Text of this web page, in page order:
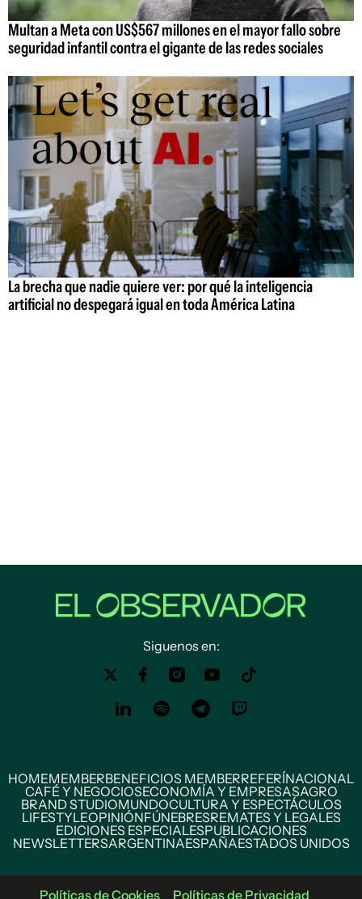
Multan a Meta con US$567 millones en el mayor fallo sobre
seguridad infantil contra el gigante de las redes sociales
La brecha que nadie quiere ver: por qué la inteligencia
artificial no despegará igual en toda América Latina
Siguenos en:
HOMEMEMBERBENEFICIOS MEMBERREFERÍNACIONAL
CAFÉ Y NEGOCIOSECONOMÍA Y EMPRESASAGRO
BRAND STUDIOMUNDOCULTURA Y ESPECTÁCULOS
LIFESTYLEOPINIÓNFÚNEBRESREMATES Y LEGALES
EDICIONES ESPECIALESPUBLICACIONES
NEWSLETTERSARGENTINAESPAÑAESTADOS UNIDOS
Políticas de Cookies Políticas de Privacidad